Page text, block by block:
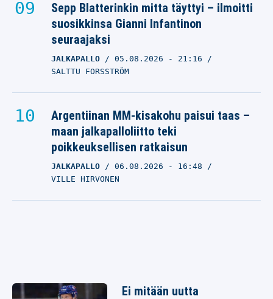
Sepp Blatterinkin mitta täyttyi – ilmoitti
suosikkinsa Gianni Infantinon
seuraajaksi
JALKAPALLO 05.08.2026 - 21:16
SALTTU FORSSTRÖM
Argentiinan MM-kisakohu paisui taas –
maan jalkapalloliitto teki
poikkeuksellisen ratkaisun
JALKAPALLO 06.08.2026 - 16:48
VILLE HIRVONEN
Ei mitään uutta